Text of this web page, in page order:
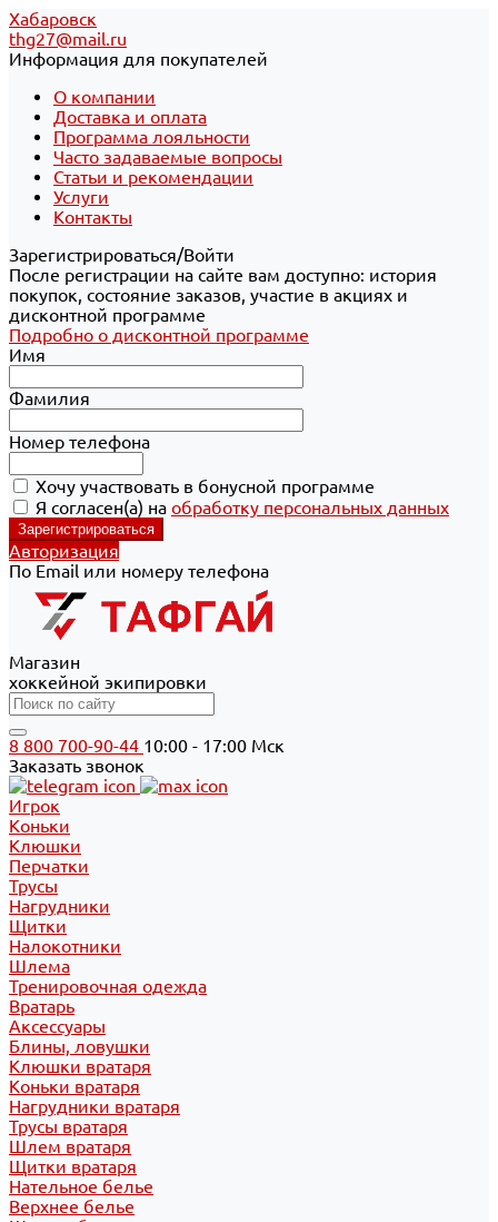
Хабаровск
thg27@mail.ru
Информация для покупателей
О компании
Доставка и оплата
Программа лояльности
Часто задаваемые вопросы
Статьи и рекомендации
Услуги
Контакты
Зарегистрироваться/Войти
После регистрации на сайте вам доступно: история
покупок, состояние заказов, участие в акциях и
дисконтной программе
Подробно о дисконтной программе
Имя
Фамилия
Номер телефона
Хочу участвовать в бонусной программе
Я согласен(а) на обработку персональных данных
Авторизация
По Email или номеру телефона
Магазин
хоккейной экипировки
8 800 700-90-44 10:00 - 17:00 Мск
Заказать звонок
Игрок
Коньки
Клюшки
Перчатки
Трусы
Нагрудники
Щитки
Налокотники
Шлема
Тренировочная одежда
Вратарь
Аксессуары
Блины, ловушки
Клюшки вратаря
Коньки вратаря
Нагрудники вратаря
Трусы вратаря
Шлем вратаря
Щитки вратаря
Нательное белье
Верхнее белье